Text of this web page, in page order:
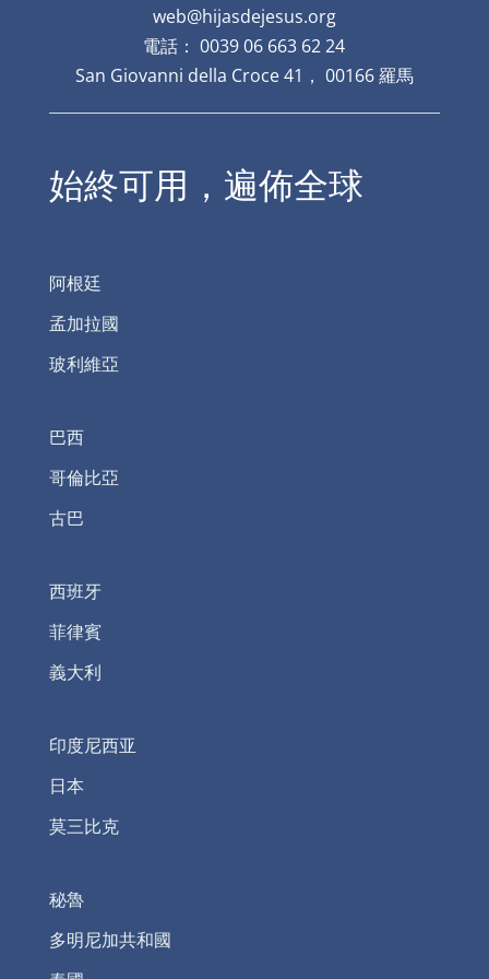
web@hijasdejesus.org
電話： 0039 06 663 62 24
San Giovanni della Croce 41， 00166 羅馬
始終可用，遍佈全球
阿根廷
孟加拉國
玻利維亞
巴西
哥倫比亞
古巴
西班牙
菲律賓
義大利
印度尼西亚
日本
莫三比克
秘魯
多明尼加共和國